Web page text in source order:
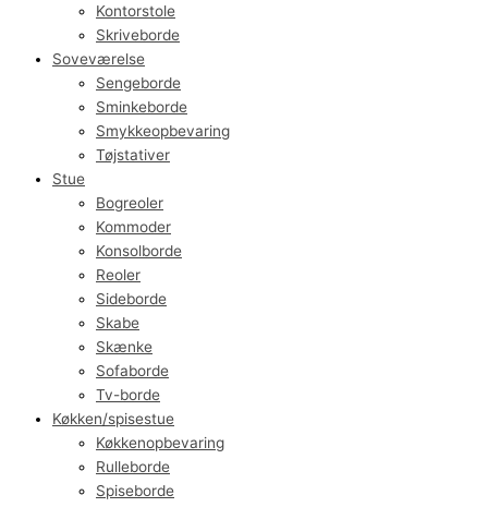
Kontorstole
Skriveborde
Soveværelse
Sengeborde
Sminkeborde
Smykkeopbevaring
Tøjstativer
Stue
Bogreoler
Kommoder
Konsolborde
Reoler
Sideborde
Skabe
Skænke
Sofaborde
Tv-borde
Køkken/spisestue
Køkkenopbevaring
Rulleborde
Spiseborde